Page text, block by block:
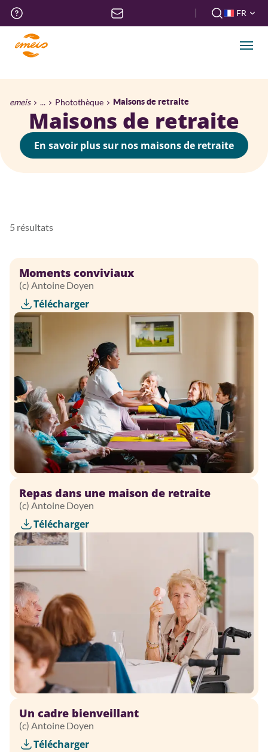
Aller
contenu
principal
Menu
haut
page
FR
FR
EN
Fil
d'Ariane
emeis ... Photothèque Maisons de retraite
Maisons de retraite
En savoir plus sur nos maisons de retraite
5 résultats
Moments conviviaux
(c) Antoine Doyen
Télécharger
Repas dans une maison de retraite
(c) Antoine Doyen
Télécharger
Un cadre bienveillant
(c) Antoine Doyen
Télécharger